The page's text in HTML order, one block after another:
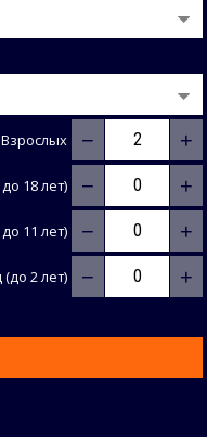
Взрослых − +
18 лет) − +
11 лет) − +
2 лет) − +